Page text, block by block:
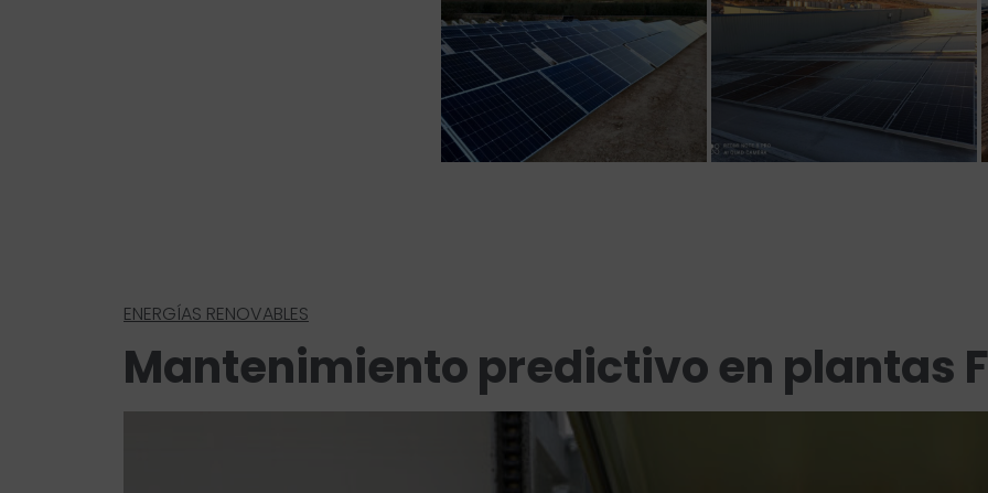
ENERGÍAS RENOVABLES
Mantenimiento predictivo en plantas